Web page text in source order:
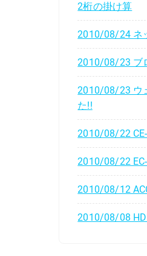
2桁の掛け算
2010/08/24 ネ
2010/08/23 ブ
2010/08/23 ウ
た!!
2010/08/22
2010/08/22
2010/08/12
2010/08/08